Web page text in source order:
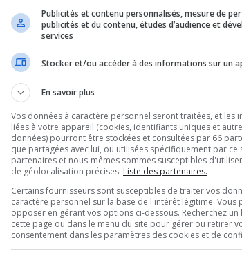
»
LA TRIBUNE – LE SUICIDE – SEMAINE DE PRÉVENTION DU
de prévention du
00:00
du suicide – 20230207.
Publicités et contenu personnalisés, mesure de
publicités et du contenu, études d’audience et
services
Stocker et/ou accéder à des informations sur un
En savoir plus
Vos données à caractère personnel seront traitées, et les
liées à votre appareil (cookies, identifiants uniques et
données) pourront être stockées et consultées par 66
que partagées avec lui, ou utilisées spécifiquement par ce
partenaires et nous-mêmes sommes susceptibles
de géolocalisation précises. Liste des partenaires.
Certains fournisseurs sont susceptibles de traiter vos
caractère personnel sur la base de l'intérêt légitime. Vous
opposer en gérant vos options ci-dessous. Recherchez un
cette page ou dans le menu du site pour gérer ou retirer
consentement dans les paramètres des cookies et de